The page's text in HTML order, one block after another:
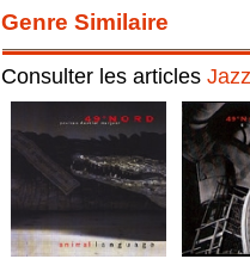
Genre Similaire
Consulter les articles